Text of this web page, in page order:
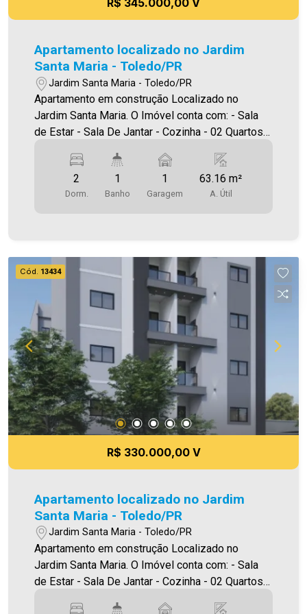
R$ 345.000,00 V
Apartamento localizado no Jardim
Santa Maria - Toledo/PR
Jardim Santa Maria - Toledo/PR
Apartamento em construção Localizado no
Jardim Santa Maria. O Imóvel conta com: - Sala
de Estar - Sala De Jantar - Cozinha - 02 Quartos -
garagem - Sacada com churrasqueira Área
privativa 63,16m² A Imobiliária Ativa conta hoje
com uma das maiores carteiras de imóveis
Imobiliária Ativa, sinta-se em casa!
2
Dorm.
1
Banho
1
Garagem
63.16 m²
A. Útil
Cód. 13434
R$ 330.000,00 V
Apartamento localizado no Jardim
Santa Maria - Toledo/PR
Jardim Santa Maria - Toledo/PR
Apartamento em construção Localizado no
Jardim Santa Maria. O Imóvel conta com: - Sala
de Estar - Sala De Jantar - Cozinha - 02 Quartos -